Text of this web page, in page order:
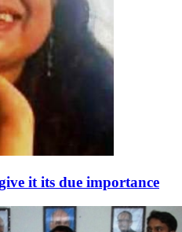
it its due importance